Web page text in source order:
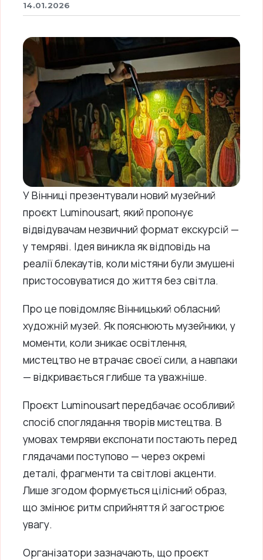
14.01.2026
У Вінниці презентували новий музейний
проєкт Luminousart, який пропонує
відвідувачам незвичний формат екскурсій —
у темряві. Ідея виникла як відповідь на
реалії блекаутів, коли містяни були змушені
пристосовуватися до життя без світла.
Про це повідомляє Вінницький обласний
художній музей. Як пояснюють музейники, у
моменти, коли зникає освітлення,
мистецтво не втрачає своєї сили, а навпаки
— відкривається глибше та уважніше.
Проєкт Luminousart передбачає особливий
спосіб споглядання творів мистецтва. В
умовах темряви експонати постають перед
глядачами поступово — через окремі
деталі, фрагменти та світлові акценти.
Лише згодом формується цілісний образ,
що змінює ритм сприйняття й загострює
увагу.
Організатори зазначають, що проєкт